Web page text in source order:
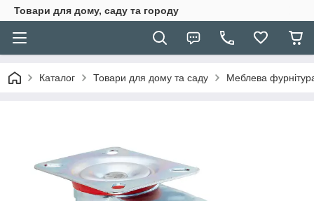
Товари для дому, саду та городу
Каталог Товари для дому та саду Меблева